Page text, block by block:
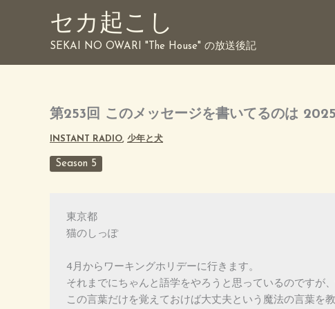
セカ起こし
SEKAI NO OWARI "The House" の放送後記
第253回 このメッセージを書いてるのは 2025
INSTANT RADIO, 少年と犬
Season 5
東京都
猫のしっぽ
4月からワーキングホリデーに行きます。
それまでにちゃんと語学をやろうと思っているのですが
この言葉だけを覚えておけば大丈夫という魔法の言葉を教